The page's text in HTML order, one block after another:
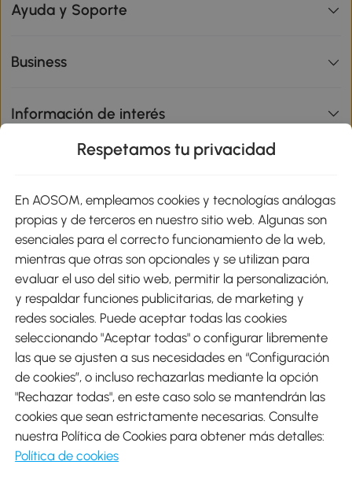
Ayuda y Soporte
Business
Información de interés
Métodos de Pago
Envíos
Descargar Aosom App
Google Play
Respetamos tu privacidad
En AOSOM, empleamos cookies y tecnologías análogas
propias y de terceros en nuestro sitio web. Algunas son
esenciales para el correcto funcionamiento de la web,
mientras que otras son opcionales y se utilizan para
evaluar el uso del sitio web, permitir la personalización,
y respaldar funciones publicitarias, de marketing y
redes sociales. Puede aceptar todas las cookies
seleccionando "Aceptar todas" o configurar libremente
las que se ajusten a sus necesidades en “Configuración
de cookies”, o incluso rechazarlas mediante la opción
"Rechazar todas", en este caso solo se mantendrán las
cookies que sean estrictamente necesarias. Consulte
nuestra Política de Cookies para obtener más detalles:
Política de cookies